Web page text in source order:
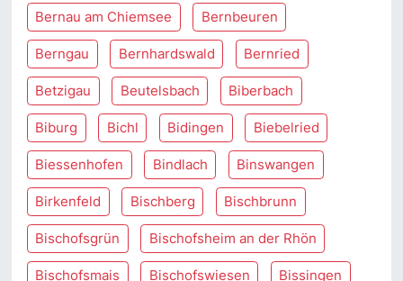
Bernau am Chiemsee Bernbeuren
Berngau Bernhardswald Bernried
Betzigau Beutelsbach Biberbach
Biburg Bichl Bidingen Biebelried
Biessenhofen Bindlach Binswangen
Birkenfeld Bischberg Bischbrunn
Bischofsgrün Bischofsheim an der Rhön
Bischofsmais Bischofswiesen Bissingen